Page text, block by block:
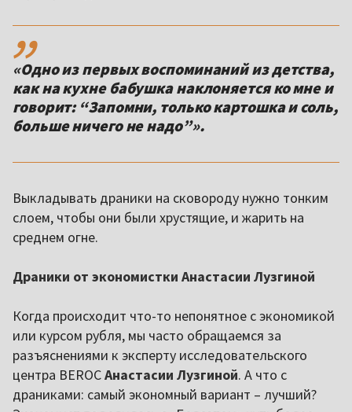
,,
«Одно из первых воспоминаний из детства,
как на кухне бабушка наклоняется ко мне и
говорит: “Запомни, только картошка и соль,
больше ничего не надо”».
Выкладывать драники на сковороду нужно тонким
слоем, чтобы они были хрустящие, и жарить на
среднем огне.
Драники от экономистки Анастасии Лузгиной
Когда происходит что-то непонятное с экономикой
или курсом рубля, мы часто обращаемся за
разъяснениями к эксперту исследовательского
центра BEROCАнастасии Лузгиной. А что с
драниками: самый экономный вариант – лучший?